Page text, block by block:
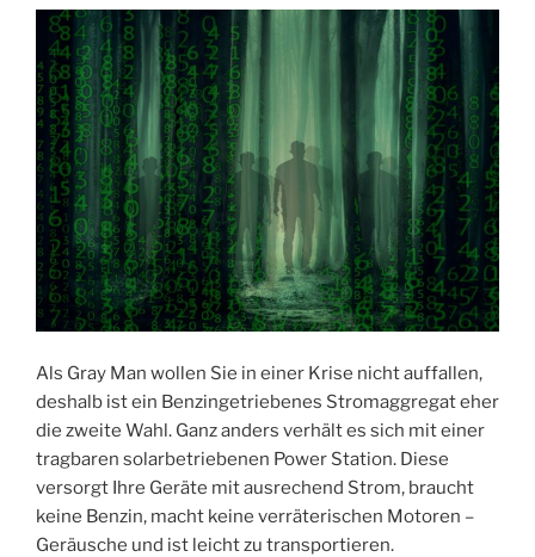
Als Gray Man wollen Sie in einer Krise nicht auffallen,
deshalb ist ein Benzingetriebenes Stromaggregat eher
die zweite Wahl. Ganz anders verhält es sich mit einer
tragbaren solarbetriebenen Power Station. Diese
versorgt Ihre Geräte mit ausrechend Strom, braucht
keine Benzin, macht keine verräterischen Motoren –
Geräusche und ist leicht zu transportieren.